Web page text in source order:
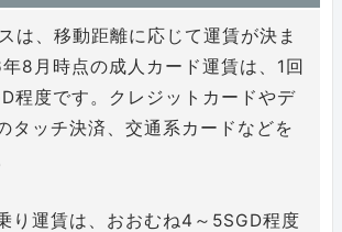
は、移動距離に応じて運賃が決ま
8月時点の成人カード運賃は、1回
程度です。クレジットカードやデ
タッチ決済、交通系カードなどを
り運賃は、おおむね4～5SGD程度